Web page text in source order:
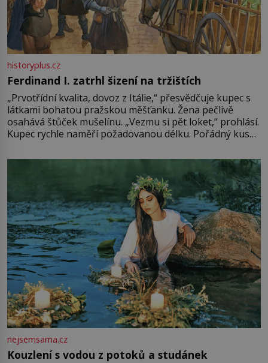
historyplus.cz
Ferdinand I. zatrhl šizení na tržištích
„Prvotřídní kvalita, dovoz z Itálie,“ přesvědčuje kupec s
látkami bohatou pražskou měšťanku. Žena pečlivě
osahává štůček mušelínu. „Vezmu si pět loket,“ prohlásí.
Kupec rychle naměří požadovanou délku. Pořádný kus
milostpaní. Stačí jenom na sukni,“ zhodnotí švadlena
množství růžového mušelínu. „Ošidili vás, podívejte.“
Vezme do ruky dřevěnou
nejsemsama.cz
Kouzlení s vodou z potoků a studánek